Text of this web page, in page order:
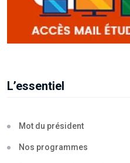
L’essentiel
Mot du président
Nos programmes